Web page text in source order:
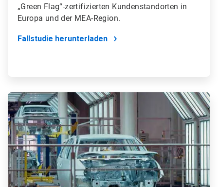
„Green Flag“-zertifizierten Kundenstandorten in
Europa und der MEA-Region.
Fallstudie herunterladen
ArticleTile
4
von
4